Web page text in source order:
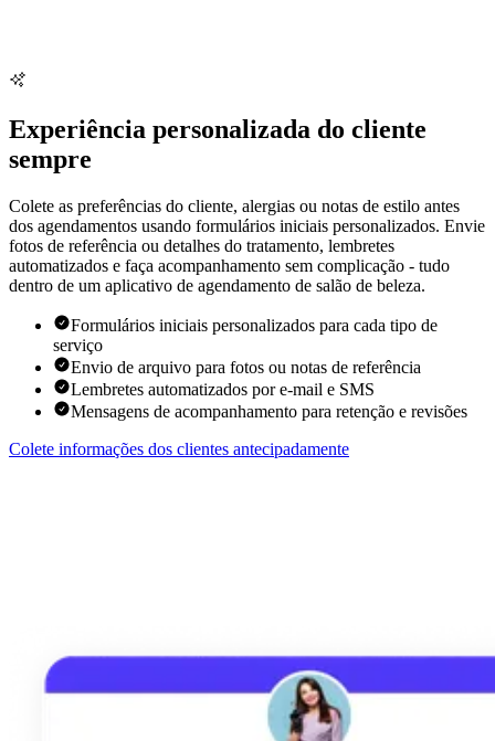
Experiência personalizada do cliente
sempre
Colete as preferências do cliente, alergias ou notas de estilo antes
dos agendamentos usando formulários iniciais personalizados. Envie
fotos de referência ou detalhes do tratamento, lembretes
automatizados e faça acompanhamento sem complicação - tudo
dentro de um aplicativo de agendamento de salão de beleza.
Formulários iniciais personalizados para cada tipo de
serviço
Envio de arquivo para fotos ou notas de referência
Lembretes automatizados por e-mail e SMS
Mensagens de acompanhamento para retenção e revisões
Colete informações dos clientes antecipadamente